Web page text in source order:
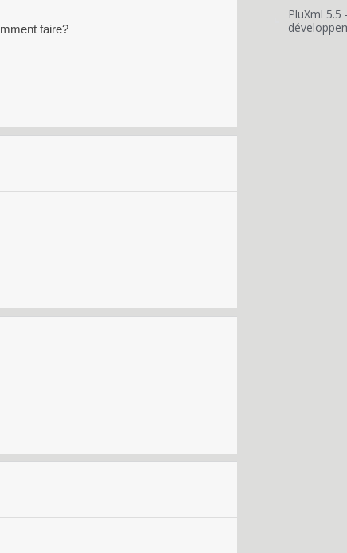
faire?
PluXml 5.5